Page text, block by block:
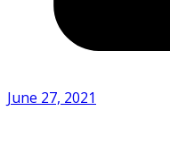
June 27, 2021